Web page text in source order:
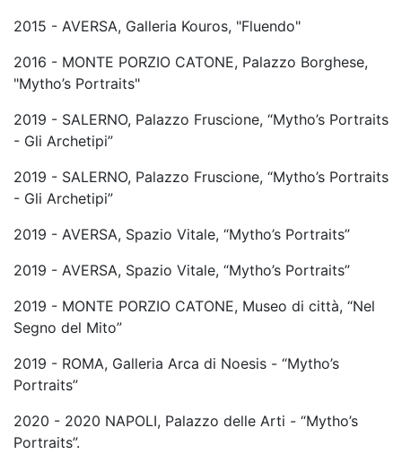
2015 - AVERSA, Galleria Kouros, "Fluendo"
2016 - MONTE PORZIO CATONE, Palazzo Borghese,
"Mytho’s Portraits"
2019 - SALERNO, Palazzo Fruscione, “Mytho’s Portraits
- Gli Archetipi”
2019 - SALERNO, Palazzo Fruscione, “Mytho’s Portraits
- Gli Archetipi”
2019 - AVERSA, Spazio Vitale, “Mytho’s Portraits”
2019 - AVERSA, Spazio Vitale, “Mytho’s Portraits”
2019 - MONTE PORZIO CATONE, Museo di città, “Nel
Segno del Mito”
2019 - ROMA, Galleria Arca di Noesis - “Mytho’s
Portraits”
2020 - 2020 NAPOLI, Palazzo delle Arti - “Mytho’s
Portraits”.